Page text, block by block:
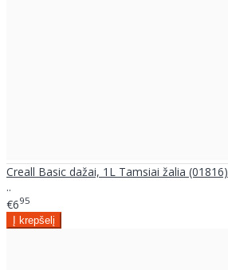
Creall Basic dažai, 1L Tamsiai žalia (01816)
..
€695